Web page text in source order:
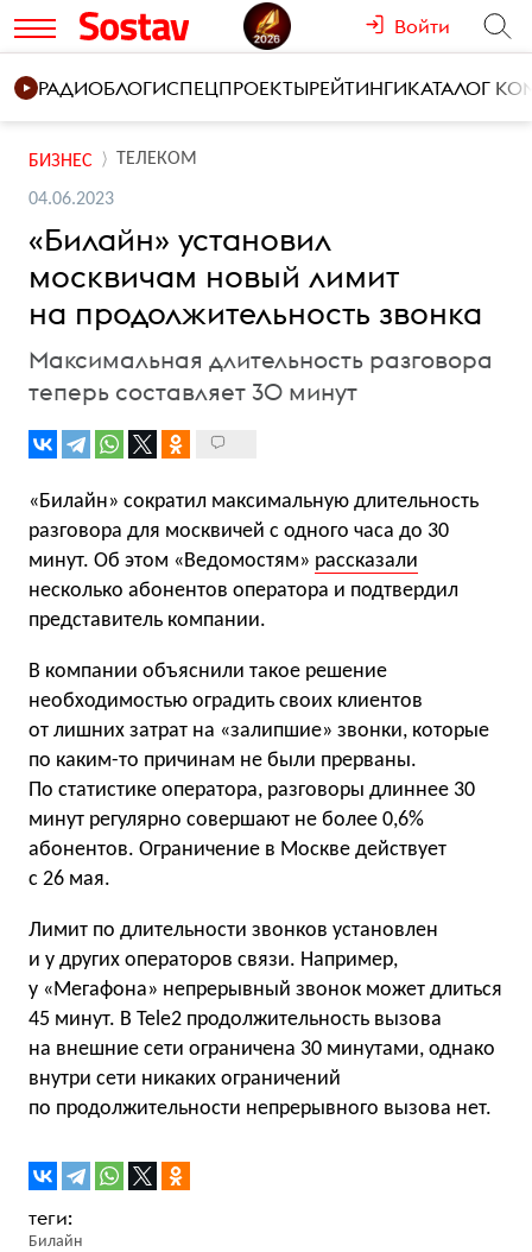
Войти
РАДИОБЛОГИСПЕЦПРОЕКТЫРЕЙТИНГИКАТАЛОГ
БИЗНЕС ТЕЛЕКОМ
04.06.2023
«Билайн» установил
москвичам новый лимит
на продолжительность звонка
Максимальная длительность разговора
теперь составляет 30 минут
«Билайн» сократил максимальную длительность
разговора для москвичей с одного часа до 30
минут. Об этом «Ведомостям» рассказали
несколько абонентов оператора и подтвердил
представитель компании.
В компании объяснили такое решение
необходимостью оградить своих клиентов
от лишних затрат на «залипшие» звонки, которые
по каким-то причинам не были прерваны.
По статистике оператора, разговоры длиннее 30
минут регулярно совершают не более 0,6%
абонентов. Ограничение в Москве действует
с 26 мая.
Лимит по длительности звонков установлен
и у других операторов связи. Например,
у «Мегафона» непрерывный звонок может длиться
45 минут. В Tele2 продолжительность вызова
на внешние сети ограничена 30 минутами, однако
внутри сети никаких ограничений
по продолжительности непрерывного вызова нет.
Билайн